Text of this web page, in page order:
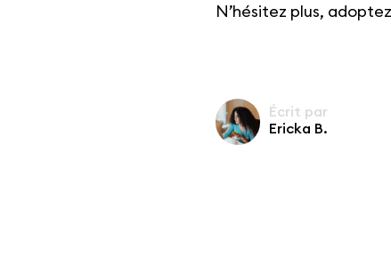
N’hésitez plus,
Écrit par
Ericka B.